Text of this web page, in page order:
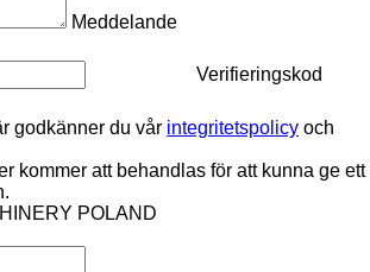
Meddelande
Verifieringskod
godkänner du vår integritetspolicy och
kommer att behandlas för att kunna ge ett
POLAND